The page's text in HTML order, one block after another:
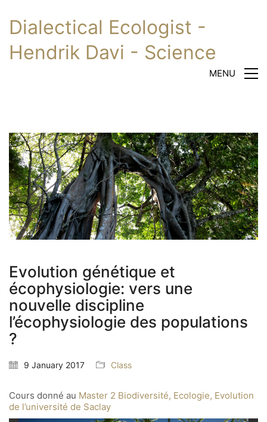
Dialectical Ecologist -
Hendrik Davi - Science
MENU
Evolution génétique et
écophysiologie: vers une
nouvelle discipline
l’écophysiologie des populations
?
9 January 2017 Class
Cours donné au Master 2 Biodiversité, Ecologie, Evolution
de l’université de Saclay